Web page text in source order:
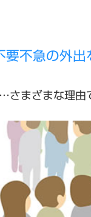
不急の外出
まざまな理由